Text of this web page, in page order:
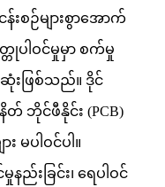
းစဉ်များစွာအောက်
ပါဝင်မှုမှာ စက်မှု
းဖြစ်သည်။ ဒိုင်
ဘိုင်ဖီနိုင်း (PCB)
မပါဝင်ပါ။
းခြင်း၊ ရေပါဝင်